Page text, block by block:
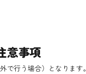
意事項
で行う場合）となります。